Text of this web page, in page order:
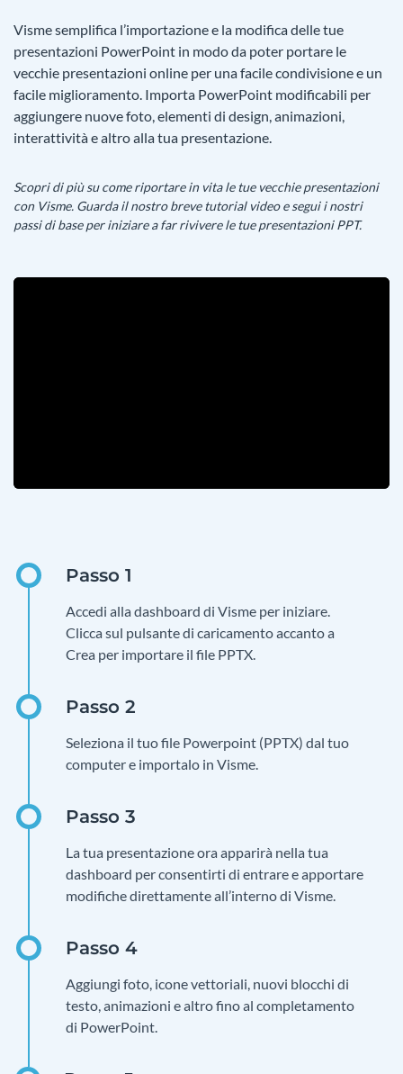
Visme semplifica l’importazione e la modifica delle tue
presentazioni PowerPoint in modo da poter portare le
vecchie presentazioni online per una facile condivisione e un
facile miglioramento. Importa PowerPoint modificabili per
aggiungere nuove foto, elementi di design, animazioni,
interattività e altro alla tua presentazione.
Scopri di più su come riportare in vita le tue vecchie presentazioni
con Visme. Guarda il nostro breve tutorial video e segui i nostri
passi di base per iniziare a far rivivere le tue presentazioni PPT.
Accedi alla dashboard di Visme per iniziare.
Clicca sul pulsante di caricamento accanto a
Crea per importare il file PPTX.
Seleziona il tuo file Powerpoint (PPTX) dal tuo
computer e importalo in Visme.
La tua presentazione ora apparirà nella tua
dashboard per consentirti di entrare e apportare
modifiche direttamente all’interno di Visme.
Aggiungi foto, icone vettoriali, nuovi blocchi di
testo, animazioni e altro fino al completamento
di PowerPoint.